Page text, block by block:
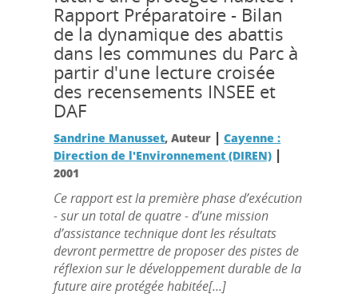
Rapport Préparatoire - Bilan
de la dynamique des abattis
dans les communes du Parc à
partir d'une lecture croisée
des recensements INSEE et
DAF
Sandrine Manusset, Auteur |Cayenne :
Direction de l'Environnement (DIREN) |
2001
Ce rapport est la première phase d’exécution
- sur un total de quatre - d’une mission
d’assistance technique dont les résultats
devront permettre de proposer des pistes de
réflexion sur le développement durable de la
future aire protégée habitée[...]